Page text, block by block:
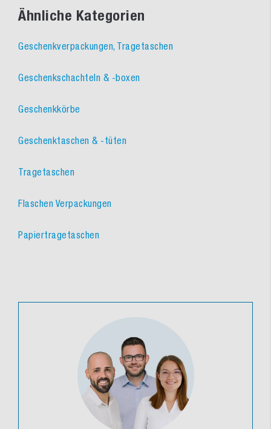
Ähnliche Kategorien
Geschenkverpackungen, Tragetaschen
Geschenkschachteln & -boxen
Geschenkkörbe
Geschenktaschen & -tüten
Tragetaschen
Flaschen Verpackungen
Papiertragetaschen